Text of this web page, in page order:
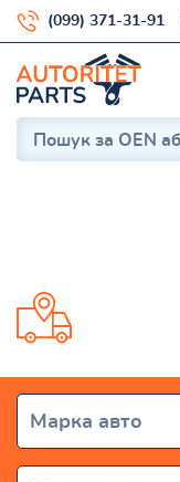
(099) 371-31-91
Марка авто